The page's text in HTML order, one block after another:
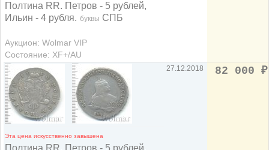
Полтина RR. Петров - 5 рублей,
Ильин - 4 рубля. буквы СПБ
Аукцион: Wolmar VIP
Состояние: XF+/AU
Эта цена искусственно завышена
27.12.2018 82 000 ₽